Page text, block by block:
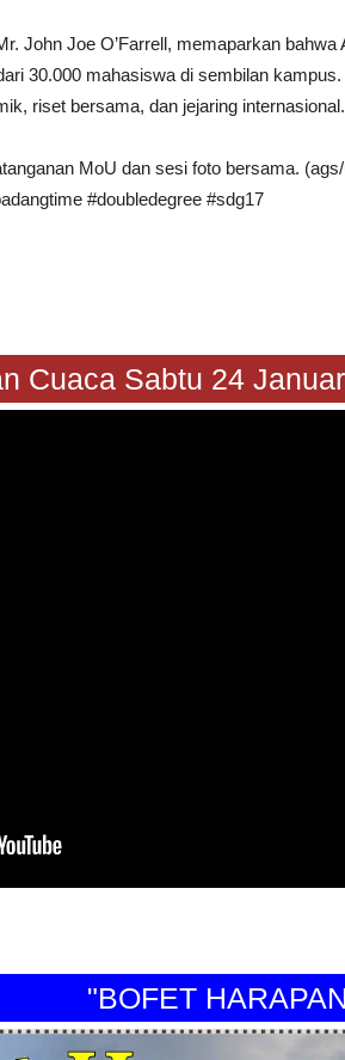
John Joe O’Farrell, memaparkan
30.000 mahasiswa di sembilan
riset bersama, dan jejaring internasional.
MoU dan sesi foto bersama.
#doubledegree #sdg17
Sabtu 24 Januari
"BOFET HARAPAN